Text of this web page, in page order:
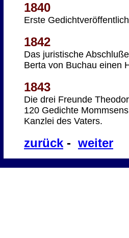
1840
Erste
1842
Das juristische
Berta von Buchau einen
1843
Die drei Freunde
120 Gedichte
Kanzlei des Vaters.
zurück - weiter